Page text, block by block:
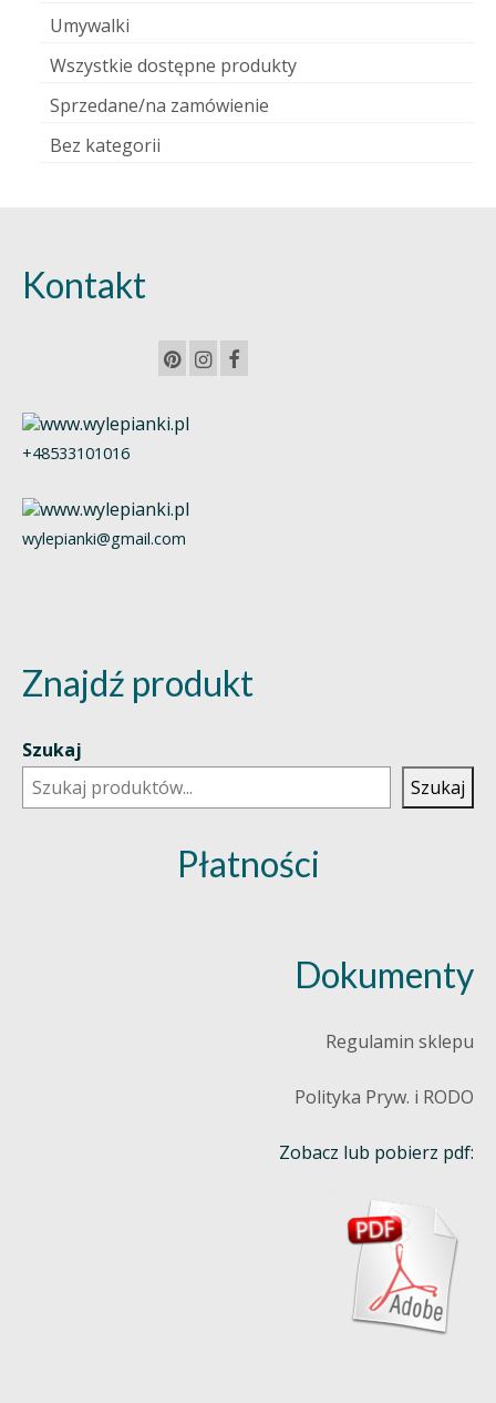
Umywalki
Wszystkie dostępne produkty
Sprzedane/na zamówienie
Bez kategorii
Kontakt
+48533101016
wylepianki@gmail.com
Znajdź produkt
Szukaj
Szukaj
Płatności
Dokumenty
Regulamin sklepu
Polityka Pryw. i RODO
Zobacz lub pobierz pdf: